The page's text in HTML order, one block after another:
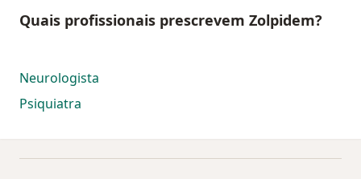
Quais profissionais prescrevem Zolpidem?
Neurologista
Psiquiatra